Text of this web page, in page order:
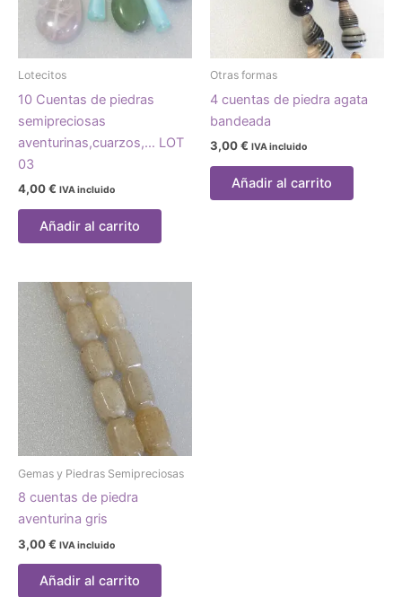
Lotecitos
10 Cuentas de piedras
semipreciosas
aventurinas,cuarzos,… LOT
03
4,00€ IVA incluido
Añadir al carrito
Otras formas
4 cuentas de piedra agata
bandeada
3,00€ IVA incluido
Añadir al carrito
Gemas y Piedras Semipreciosas
8 cuentas de piedra
aventurina gris
3,00€ IVA incluido
Añadir al carrito